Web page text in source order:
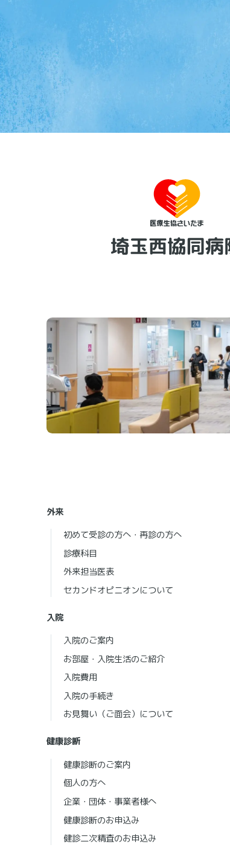
外来
初めて受診の方へ・再診の方へ
診療科目
外来担当医表
セカンドオピニオンについて
入院
入院のご案内
お部屋・入院生活のご紹介
入院費用
入院の手続き
お見舞い（ご面会）について
健康診断
健康診断のご案内
個人の方へ
企業・団体・事業者様へ
健康診断のお申込み
健診二次精査のお申込み